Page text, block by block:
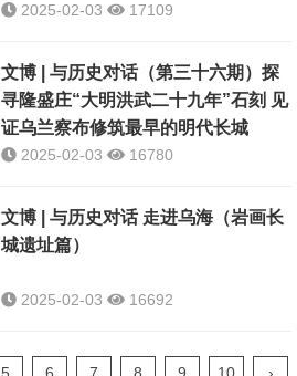
2025-02-03 17109
文博 | 与历史对话（第三十六期）探
寻隆盛庄“大明洪武二十九年”石刻 见
证乌兰察布修筑最早的明代长城
2025-02-03 16780
文博 | 与历史对话 走进乌海（岩画长
城遗址篇）
2025-02-03 16692